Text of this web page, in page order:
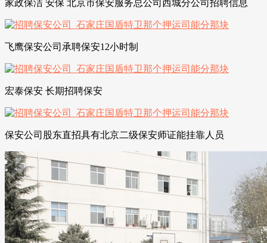
家政保洁 安保 北京市保安服务总公司西城分公司招聘信息
飞鹰保安公司承聘保安12小时制
宏泰保安 长期招聘保安
保安公司股东直招具有北京二级保安师证能挂靠人员